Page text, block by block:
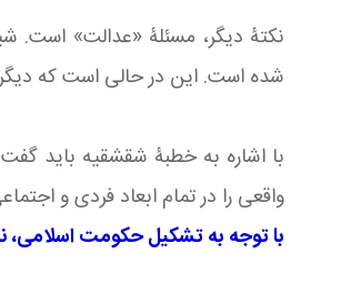
نکتۀ دیگر، مسئلۀ «عدالت» است.
شده است. این در حالی است که دیگر
با اشاره به خطبۀ شقشقیه باید
واقعی را در تمام ابعاد فردی و
با توجه به تشکیل حکومت